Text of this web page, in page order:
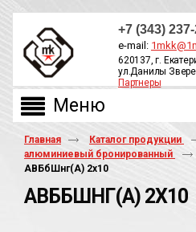
+7 (343)
e-mail:
620137, г.
ул.Данилы
Партнеры
Главная Каталог продукции
алюминиевый бронированный
АВБбШнг(A) 2х10
АВББШНГ(A) 2Х10